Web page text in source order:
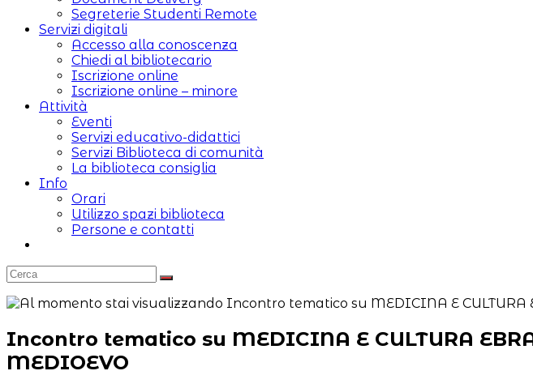
Segreterie Studenti Remote
Servizi digitali
Accesso alla conoscenza
Chiedi al bibliotecario
Iscrizione online
Iscrizione online – minore
Attività
Eventi
Servizi educativo-didattici
Servizi Biblioteca di comunità
La biblioteca consiglia
Info
Orari
Utilizzo spazi biblioteca
Persone e contatti
sito
Incontro tematico su MEDICINA E CULTURA
MEDIOEVO